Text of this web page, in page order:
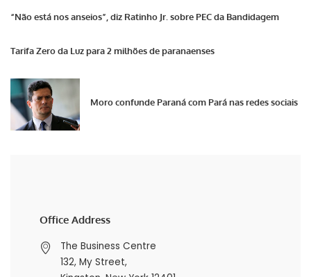
“Não está nos anseios”, diz Ratinho Jr. sobre PEC da Bandidagem
Tarifa Zero da Luz para 2 milhões de paranaenses
Moro confunde Paraná com Pará nas redes sociais
Office Address
The Business Centre
132, My Street,